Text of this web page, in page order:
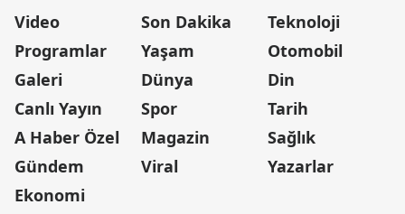
Video
Programlar
Galeri
Canlı Yayın
A Haber Özel
Gündem
Ekonomi
Son Dakika
Yaşam
Dünya
Spor
Magazin
Viral
Teknoloji
Otomobil
Din
Tarih
Sağlık
Yazarlar